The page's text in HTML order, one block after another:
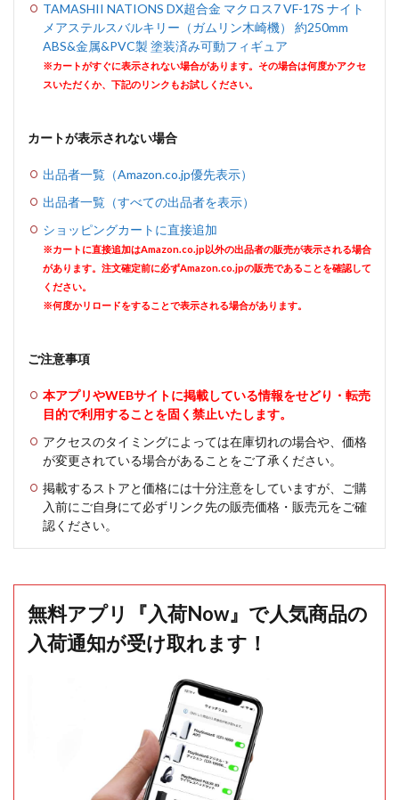
TAMASHII NATIONS DX超合金 マクロス7 VF-17S ナイト
メアステルスバルキリー（ガムリン木崎機） 約250mm
ABS&金属&PVC製 塗装済み可動フィギュア
※カートがすぐに表示されない場合があります。その場合は何度かアクセ
スいただくか、下記のリンクもお試しください。
カートが表示されない場合
出品者一覧（Amazon.co.jp優先表示）
出品者一覧（すべての出品者を表示）
ショッピングカートに直接追加
※カートに直接追加はAmazon.co.jp以外の出品者の販売が表示される場合
があります。注文確定前に必ずAmazon.co.jpの販売であることを確認して
ください。
※何度かリロードをすることで表示される場合があります。
ご注意事項
本アプリやWEBサイトに掲載している情報をせどり・転売
目的で利用することを固く禁止いたします。
アクセスのタイミングによっては在庫切れの場合や、価格
が変更されている場合があることをご了承ください。
掲載するストアと価格には十分注意をしていますが、ご購
入前にご自身にて必ずリンク先の販売価格・販売元をご確
認ください。
無料アプリ『入荷Now』で人気商品の
入荷通知が受け取れます！